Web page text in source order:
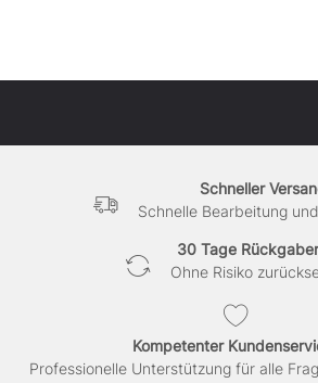
Schneller
Schnelle Bearbeitung
30 Tage
Ohne Risiko
Kompetenter
Professionelle Unterstützung für alle